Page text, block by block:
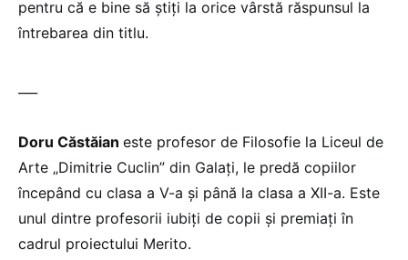
pentru că e bine să ştiţi la orice vârstă răspunsul la
întrebarea din titlu.
Doru Căstăian este profesor de Filosofie la Liceul de
Arte „Dimitrie Cuclin” din Galați, le predă copiilor
începând cu clasa a V-a și până la clasa a XII-a. Este
unul dintre profesorii iubiți de copii și premiați în
cadrul proiectului Merito.